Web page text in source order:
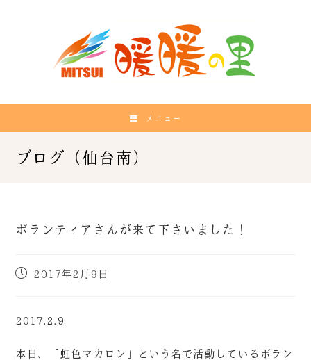
メニュー
ボランティアさんが来て下さいました！
2017年2月9日
2017.2.9
本日、「虹色マカロン」という名で活動しているボラン